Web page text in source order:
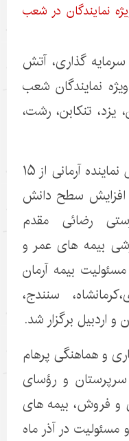
گذاری، آتش
نمایندگان شعب
یزد، تنکابن، رشت،
با توجه به شروع کمپین فروش نماینده آرمانی از ۱۵
افزایش سطح دانش
رضائی مقدم
دوره آموزشی بیمه های عمر و
بیمه آرمان
سنندج،
و اردبیل برگزار شد.
و هماهنگی پرهام
سرپرستان و رؤسای
و فروش، بیمه های
در آذر ماه